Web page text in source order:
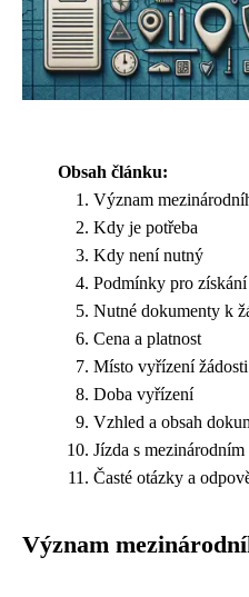
Obsah článku:
Význam
Kdy je potřeba
Kdy není nutný
Podmínky pro získání
Nutné dokumenty k
Cena a platnost
Místo vyřízení žádosti
Doba vyřízení
Vzhled a obsah
Jízda s
Časté otázky a
Význam